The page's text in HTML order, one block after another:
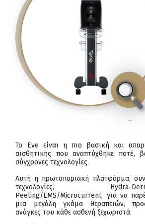
Το Eve είναι η πιο βασική και
αισθητικής που αναπτύχθηκε ποτέ,
σύγχρονες τεχνολογίες.
Αυτή η πρωτοποριακή πλατφόρμα,
τεχνολογίες, Hydra-
Peeling/EMS/Microcurrent, για να
μια μεγάλη γκάμα θεραπειών,
ανάγκες του κάθε ασθενή ξεχωριστά.